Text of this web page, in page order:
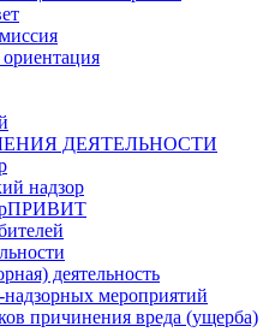
ДЕЯТЕЛЬНОСТИ
надзор
деятельность
мероприятий
причинения вреда (ущерба)